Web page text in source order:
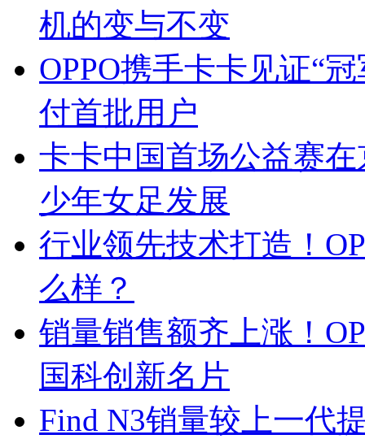
机的变与不变
OPPO携手卡卡见证“
付首批用户
卡卡中国首场公益赛
少年女足发展
行业领先技术打造！
么样？
销量销售额齐上涨！
国科创新名片
Find N3销量较上一代